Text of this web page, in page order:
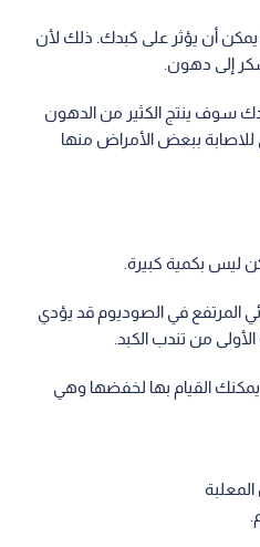
يمكن أن يؤثر على كبدك. ذلك لأن
إلى دهون.
سوف ينتج الكثير من الدهون
للاصابة ببعض الأمراض منها
ليس بكمية كبيرة.
المرتفع في الصوديوم قد يؤدي
من تندب الكبد.
القيام بها لخفضها وهي
المعلبة